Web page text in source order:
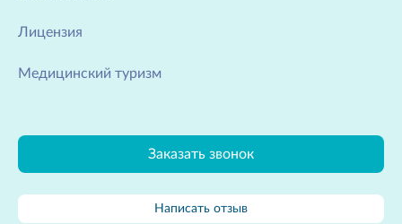
Лицензия
Медицинский туризм
Заказать звонок
Написать отзыв